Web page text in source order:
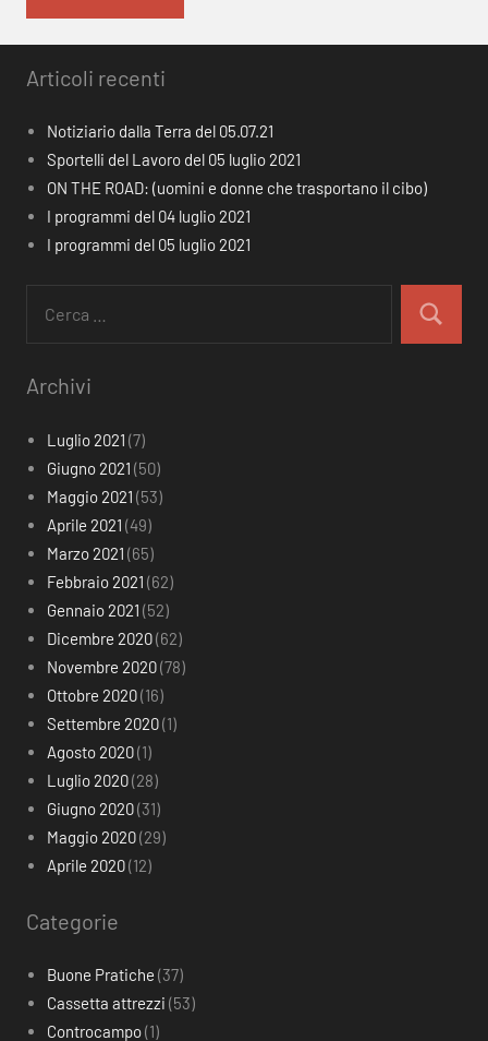
Articoli recenti
Notiziario dalla Terra del 05.07.21
Sportelli del Lavoro del 05 luglio 2021
ON THE ROAD: (uomini e donne che trasportano il cibo)
I programmi del 04 luglio 2021
I programmi del 05 luglio 2021
per:
Cerca
Archivi
Luglio 2021 (7)
Giugno 2021 (50)
Maggio 2021 (53)
Aprile 2021 (49)
Marzo 2021 (65)
Febbraio 2021 (62)
Gennaio 2021 (52)
Dicembre 2020(62)
Novembre 2020(78)
Ottobre 2020(16)
Settembre 2020(1)
Agosto 2020(1)
Luglio 2020(28)
Giugno 2020(31)
Maggio 2020(29)
Aprile 2020(12)
Categorie
Buone Pratiche (37)
Cassetta attrezzi (53)
Controcampo(1)